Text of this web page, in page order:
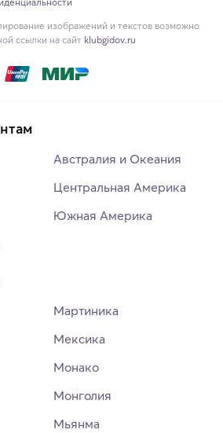
изображений и текстов возможно
ссылки на сайт klubgidov.ru
Австралия и Океания
Центральная Америка
Южная Америка
Мартиника
Мексика
Монако
Монголия
Мьянма